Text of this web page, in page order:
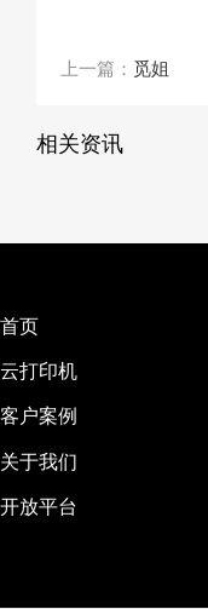
上一篇： 觅姐
相关资讯
首页
云打印机
客户案例
关于我们
开放平台